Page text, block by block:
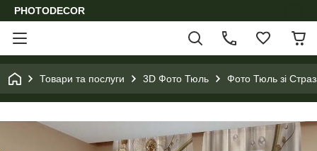
PHOTODECOR
Товари та послуги 3D Фото Тюль Фото Тюль зі